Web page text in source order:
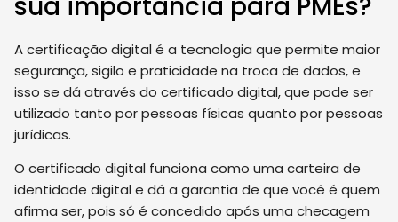
A certificação digital é a tecnologia que permite maior
segurança, sigilo e praticidade na troca de dados, e
isso se dá através do certificado digital, que pode ser
utilizado tanto por pessoas físicas quanto por pessoas
jurídicas.
O certificado digital funciona como uma carteira de
identidade digital e dá a garantia de que você é quem
afirma ser, pois só é concedido após uma checagem